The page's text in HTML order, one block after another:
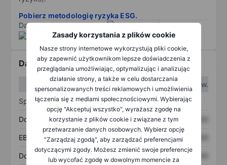
Zasady korzystania z plików cookie
Nasze strony internetowe wykorzystują pliki cookie,
aby zapewnić użytkownikom lepsze doświadczenia z
przeglądania umożliwiając, optymalizując i analizując
działanie strony, a także w celu dostarczania
spersonalizowanych treści reklamowych i umożliwienia
łączenia się z mediami społecznościowymi. Wybierając
opcję "Akceptuj wszystko", wyrażasz zgodę na
korzystanie z plików cookie i związane z tym
przetwarzanie danych osobowych. Wybierz opcję
"Zarządzaj zgodą", aby zarządzać preferencjami
dotyczącymi zgody. Możesz zmienić swoje preferencje
lub wycofać zgodę w dowolnym momencie za
Pobierz metodologię ryzyka ESG.
Dane dostarczone przez
/
Dane finansowe
W II kw.
Sprawozdanie z zysków
Dochód XXXXXXX XXXXXXX
EBITDA XXXXXXX XXXXXXX
Dochód netto XXXXXXX XXXXXXX